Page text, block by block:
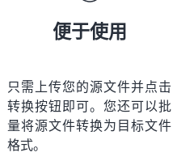
便于使用
只需上传您的源文件并点击
转换按钮即可。您还可以批
量将源文件转换为目标文件
格式。